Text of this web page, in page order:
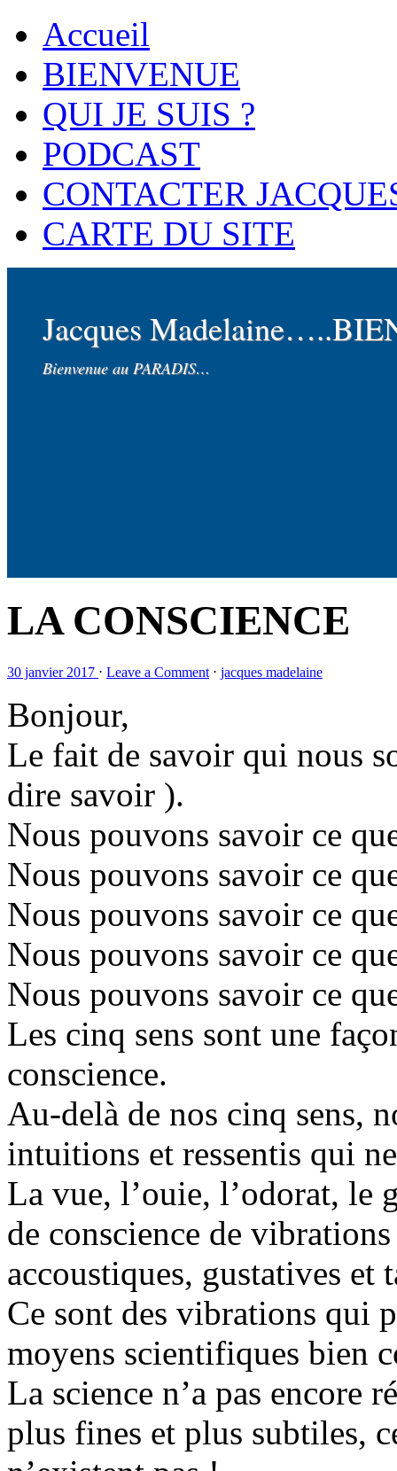
Accueil
BIENVENUE
QUI JE SUIS ?
PODCAST
CONTACTER
CARTE DU SITE
Jacques
Bienvenue au PARADIS…
LA CONSCIENCE
30 janvier 2017 ⋅ Leave a Comment ⋅ jacques madelaine
Bonjour,
Le fait de savoir qui nous
dire savoir ).
Nous pouvons savoir ce
Nous pouvons savoir ce
Nous pouvons savoir ce
Nous pouvons savoir ce
Nous pouvons savoir ce
Les cinq sens sont une
conscience.
Au-delà de nos cinq sens,
intuitions et ressentis qui
La vue, l’ouie, l’odorat, le
de conscience de
accoustiques, gustatives et
Ce sont des vibrations qui
moyens scientifiques bien
La science n’a pas encore
plus fines et plus subtiles,